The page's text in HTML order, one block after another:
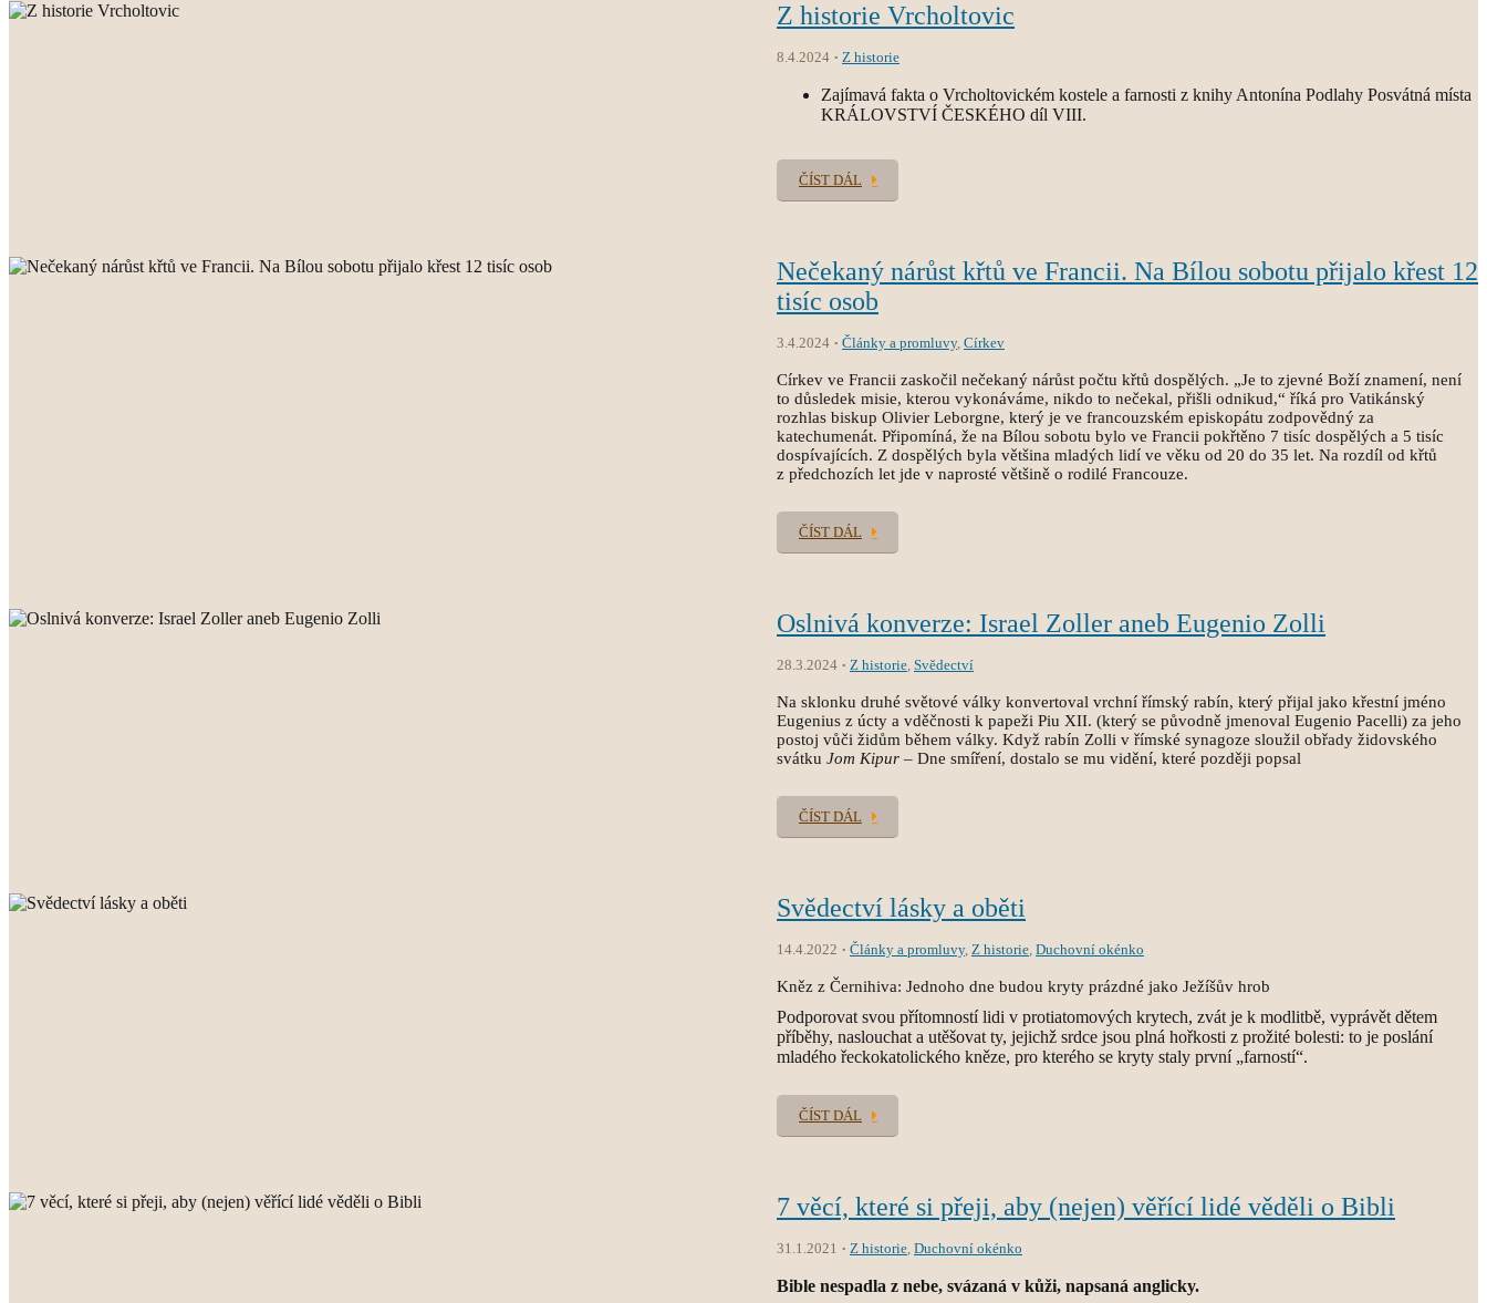
Z historie Vrcholtovic
8.4.2024 Z historie
Zajímavá fakta o Vrcholtovickém kostele a farnosti z knihy Antonína Podlahy Posvátná místa
KRÁLOVSTVÍ ČESKÉHO díl VIII.
ČÍST DÁL
Nečekaný nárůst křtů ve Francii. Na Bílou sobotu přijalo křest 12
tisíc osob
3.4.2024 Články a promluvy, Církev
Církev ve Francii zaskočil nečekaný nárůst počtu křtů dospělých. „Je to zjevné Boží znamení, není
to důsledek misie, kterou vykonáváme, nikdo to nečekal, přišli odnikud,“ říká pro Vatikánský
rozhlas biskup Olivier Leborgne, který je ve francouzském episkopátu zodpovědný za
katechumenát. Připomíná, že na Bílou sobotu bylo ve Francii pokřtěno 7 tisíc dospělých a 5 tisíc
dospívajících. Z dospělých byla většina mladých lidí ve věku od 20 do 35 let. Na rozdíl od křtů
z předchozích let jde v naprosté většině o rodilé Francouze.
ČÍST DÁL
Oslnivá konverze: Israel Zoller aneb Eugenio Zolli
28.3.2024 Z historie, Svědectví
Na sklonku druhé světové války konvertoval vrchní římský rabín, který přijal jako křestní jméno
Eugenius z úcty a vděčnosti k papeži Piu XII. (který se původně jmenoval Eugenio Pacelli) za jeho
postoj vůči židům během války. Když rabín Zolli v římské synagoze sloužil obřady židovského
svátku Jom Kipur – Dne smíření, dostalo se mu vidění, které později popsal
ČÍST DÁL
Svědectví lásky a oběti
14.4.2022 Články a promluvy, Z historie, Duchovní okénko
Kněz z Černihiva: Jednoho dne budou kryty prázdné jako Ježíšův hrob
Podporovat svou přítomností lidi v protiatomových krytech, zvát je k modlitbě, vyprávět dětem
příběhy, naslouchat a utěšovat ty, jejichž srdce jsou plná hořkosti z prožité bolesti: to je poslání
mladého řeckokatolického kněze, pro kterého se kryty staly první „farností“.
ČÍST DÁL
7 věcí, které si přeji, aby (nejen) věřící lidé věděli o Bibli
31.1.2021 Z historie, Duchovní okénko
Bible nespadla z nebe, svázaná v kůži, napsaná anglicky.